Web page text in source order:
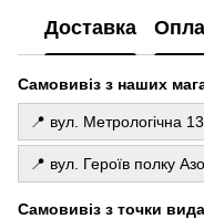
Гелеві кульки на
Гендер кулька
Дощик на фотозону
Свічки з таємним
Свічки ціни
Хлопавка святкова
Доставка
Самовивіз з наших
📍 вул. Метрологічна
📍 вул. Героїв полку
Самовивіз з точки